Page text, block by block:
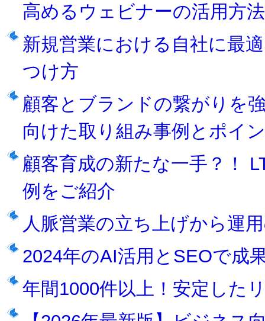
高めるウェビナーの活用方法
新規営業における自社に最
つけ方
顧客とブランドの繋がりを
向けた取り組み事例とポイ
顧客育成の新たな一手？！
例をご紹介
人脈営業の立ち上げから運
2024年のAI活用とSEOで成
年間1000件以上！安定した